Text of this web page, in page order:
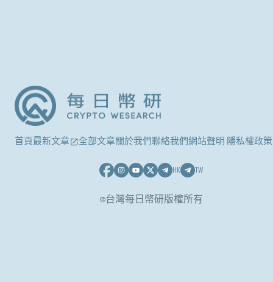
首頁最新文章 全部文章關於我們聯絡我們網站聲明 隱私權政策
HK TW
©台灣每日幣研版權所有